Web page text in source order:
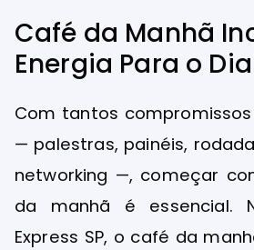
Café da Manhã
Energia Para o
Com tantos
— palestras, painéis,
networking —, começar
da manhã é essencial.
Express SP, o café da